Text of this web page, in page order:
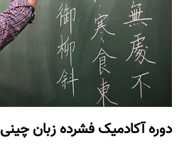
دوره آکادمیک فشرده زبان چینی